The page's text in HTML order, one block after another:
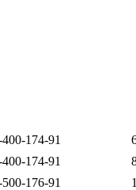
174-91
174-91
176-91